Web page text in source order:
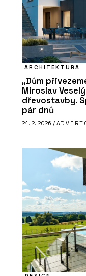
ARCHITEKTURA
„Dům
Miroslav
dřevostavby.
pár dnů
24. 2. 2026 /